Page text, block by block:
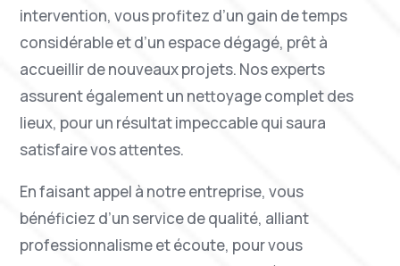
intervention, vous profitez d’un gain de temps
considérable et d’un espace dégagé, prêt à
accueillir de nouveaux projets. Nos experts
assurent également un nettoyage complet des
lieux, pour un résultat impeccable qui saura
satisfaire vos attentes.
En faisant appel à notre entreprise, vous
bénéficiez d’un service de qualité, alliant
professionnalisme et écoute, pour vous